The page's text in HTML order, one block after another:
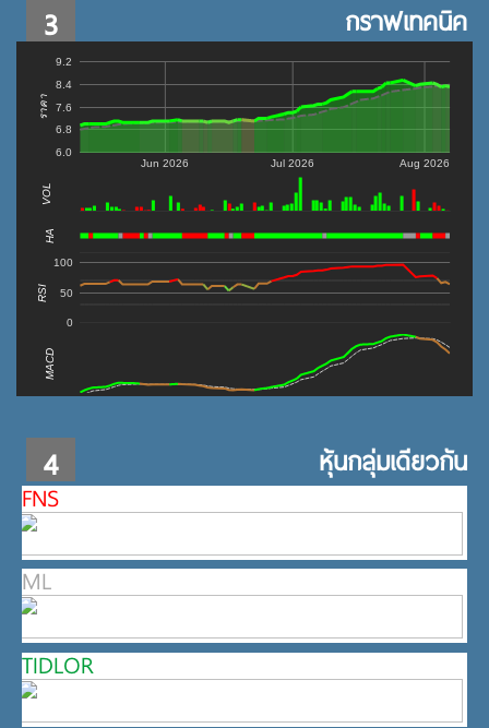
3 กราฟเทคนิค
Jun 2026 Jul 2026 Aug 2026
6.0
6.8
7.6
8.4
9.2
ราคา
VOL
HA
0
50
100
RSI
MACD
4 หุ้นกลุ่มเดียวกัน
FNS
ML
TIDLOR